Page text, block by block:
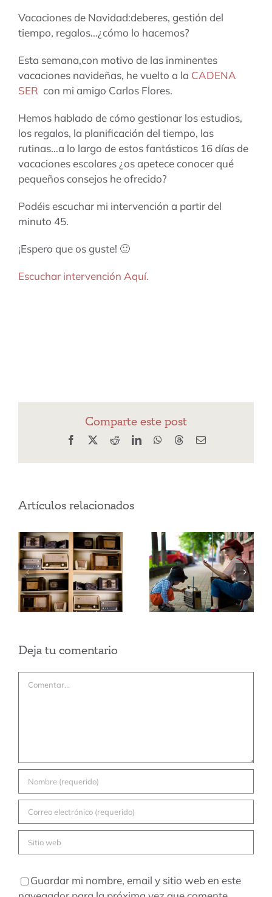
Vacaciones de Navidad:deberes, gestión del
tiempo, regalos…¿cómo lo hacemos?
Esta semana,con motivo de las inminentes
vacaciones navideñas, he vuelto a la CADENA
SER con mi amigo Carlos Flores.
Hemos hablado de cómo gestionar los estudios,
los regalos, la planificación del tiempo, las
rutinas…a lo largo de estos fantásticos 16 días de
vacaciones escolares ¿os apetece conocer qué
pequeños consejos he ofrecido?
Podéis escuchar mi intervención a partir del
minuto 45.
¡Espero que os guste! 🙂
Escuchar intervención Aquí.
Comparte este post
Facebook RedditLinkedInWhatsApp
ThreadsCorreo
Artículos relacionados
¿Cómo
conseguir los
propósitos de
año nuevo?
Infancia y
verano
postconfinamiento
Deja tu comentario
Guardar mi nombre, email y sitio web en este